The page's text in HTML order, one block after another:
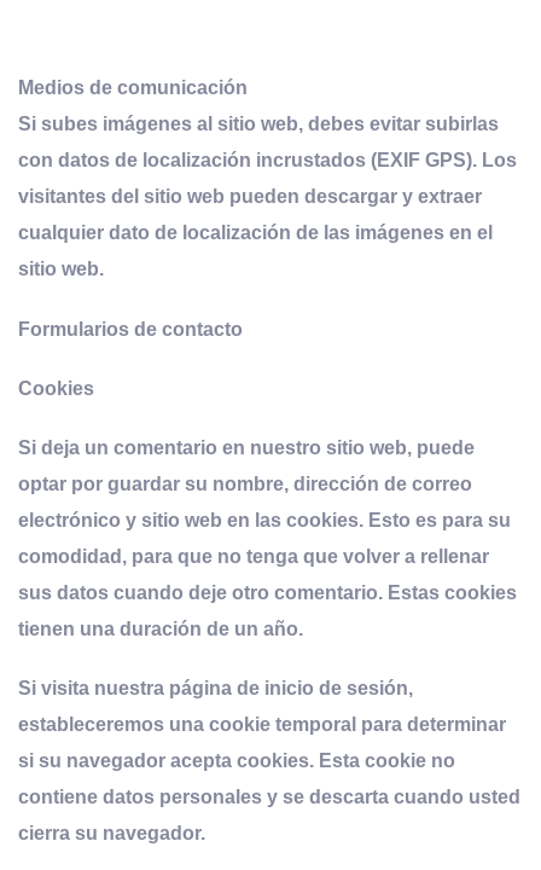
Medios de comunicación
Si subes imágenes al sitio web, debes evitar subirlas
con datos de localización incrustados (EXIF GPS). Los
visitantes del sitio web pueden descargar y extraer
cualquier dato de localización de las imágenes en el
sitio web.
Formularios de contacto
Cookies
Si deja un comentario en nuestro sitio web, puede
optar por guardar su nombre, dirección de correo
electrónico y sitio web en las cookies. Esto es para su
comodidad, para que no tenga que volver a rellenar
sus datos cuando deje otro comentario. Estas cookies
tienen una duración de un año.
Si visita nuestra página de inicio de sesión,
estableceremos una cookie temporal para determinar
si su navegador acepta cookies. Esta cookie no
contiene datos personales y se descarta cuando usted
cierra su navegador.